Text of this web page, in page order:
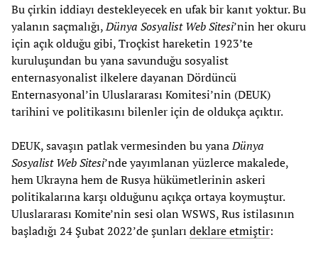
Bu çirkin iddiayı destekleyecek en ufak bir kanıt yoktur. Bu
yalanın saçmalığı,Dünya Sosyalist Web Sitesi’nin her okuru
için açık olduğu gibi, Troçkist hareketin 1923’te
kuruluşundan bu yana savunduğu sosyalist
enternasyonalist ilkelere dayanan Dördüncü
Enternasyonal’in Uluslararası Komitesi’nin (DEUK)
tarihini ve politikasını bilenler için de oldukça açıktır.
DEUK, savaşın patlak vermesinden bu yanaDünya
Sosyalist Web Sitesi’nde yayımlanan yüzlerce makalede,
hem Ukrayna hem de Rusya hükümetlerinin askeri
politikalarına karşı olduğunu açıkça ortaya koymuştur.
Uluslararası Komite’nin sesi olan WSWS, Rus istilasının
başladığı 24 Şubat 2022’de şunları deklare etmiştir: